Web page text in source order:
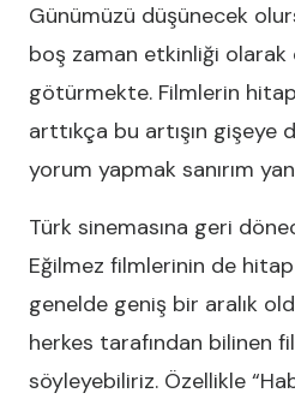
Günümüzü düşünecek
boş zaman etkinliği olarak
götürmekte. Filmlerin
arttıkça bu artışın gişeye
yorum yapmak sanırım
Türk sinemasına geri
Eğilmez filmlerinin de hitap
genelde geniş bir aralık
herkes tarafından bilinen
söyleyebiliriz. Özellikle